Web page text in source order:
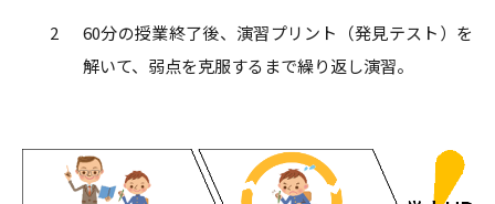
60分の授業終了後、演習プリント（発見テスト）を
解いて、弱点を克服するまで繰り返し演習。